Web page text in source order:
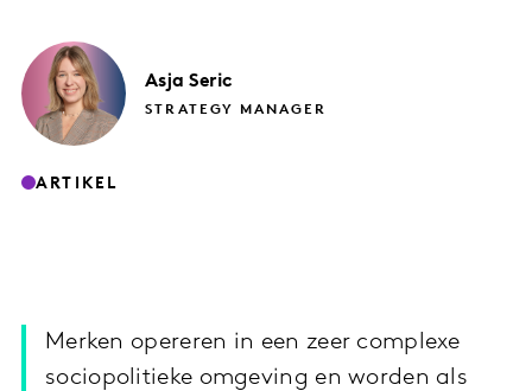
Asja Seric
STRATEGY MANAGER
ARTIKEL
Merken opereren in een zeer complexe
sociopolitieke omgeving en worden als